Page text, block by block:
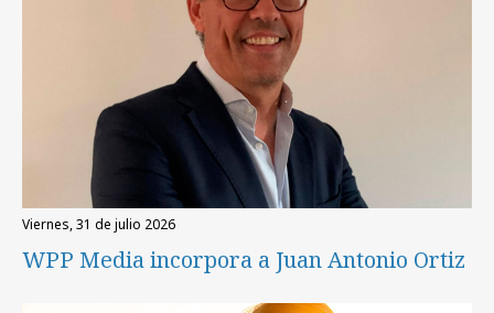
viernes, 31 de julio 2026
WPP Media incorpora a Juan Antonio Ortiz